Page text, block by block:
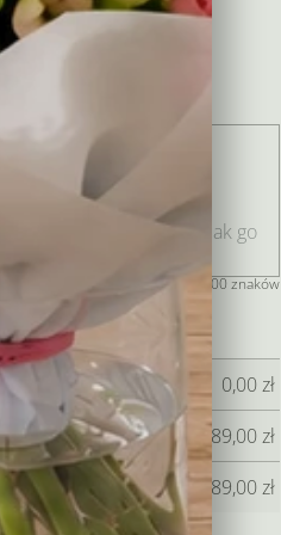
punktu sprzedaży i
w moim imieniu.
Pozostałoe jeszcze 400 znaków
0,00zł
689,00zł
689,00zł